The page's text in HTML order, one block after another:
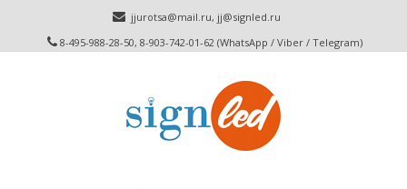
jjurotsa@mail.ru, jj@signled.ru
8-495-988-28-50, 8-903-742-01-62 (WhatsApp / Viber / Telegram)